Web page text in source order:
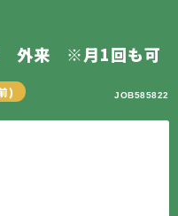
外来 ※月1回も可
) JOB585822